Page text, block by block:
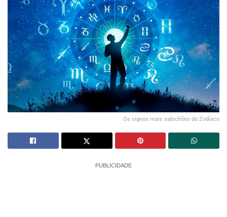
Os signos mais sabichões do Zodíaco
PUBLICIDADE